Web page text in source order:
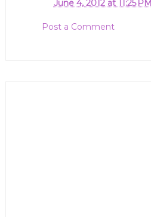
June 4, 2012 at 11:25 PM
Post a Comment